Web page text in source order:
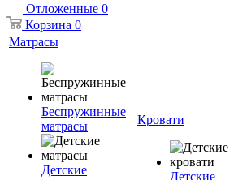
Отложенные 0
Корзина 0
Матрасы
Беспружинные
матрасы
Детские
Кровати
Детские